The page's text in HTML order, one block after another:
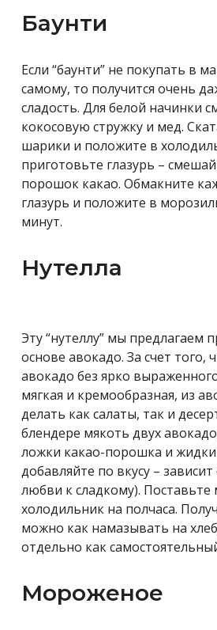
Баунти
Если “баунти” не покупать в
самому, то получится очень
сладость. Для белой начинки
кокосовую стружку и мед.
шарики и положите в
приготовьте глазурь –
порошок какао. Обмакните
глазурь и положите в
минут.
Нутелла
Эту “нутеллу” мы предлагаем
основе авокадо. За счет того,
авокадо без ярко
мягкая и кремообразная, из
делать как салаты, так и
блендере мякоть двух
ложки какао-порошка и
добавляйте по вкусу –
любви к сладкому). Поставьте
холодильник на полчаса.
можно как намазывать на
отдельно как
Мороженое